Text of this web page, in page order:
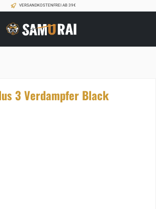
VERSANDKOSTENFREI AB 39€
3 Verdampfer Black